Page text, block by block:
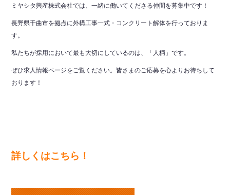
ミヤシタ興産株式会社では、一緒に働いてくださる仲間を募集中です！
長野県千曲市を拠点に外構工事一式・コンクリート解体を行っておりま
す。
私たちが採用において最も大切にしているのは、「人柄」です。
ぜひ求人情報ページをご覧ください。皆さまのご応募を心よりお待ちして
おります！
詳しくはこちら！